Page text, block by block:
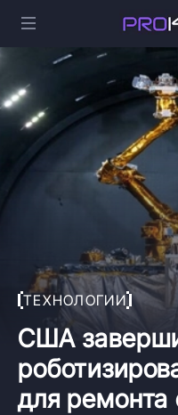
ТЕХНОЛОГИИ
США
для ремонта